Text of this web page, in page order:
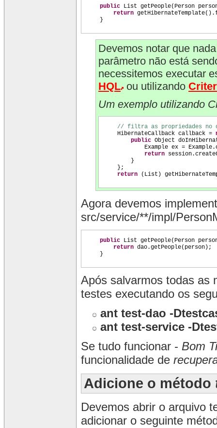
public List getPeople( Person
return getHibernateTemplate()
}
Devemos notar que
parâmetro não está
necessitemos executar
HQL ou utilizando
Um exemplo utilizando
// filtra as propriedades no
HibernateCallback callback =
public Object
Example ex =
return
}
} ;
return
( List )
Agora devemos
src/service/**/impl/
public List getPeople( Person
return dao.getPeople( person ) ;
}
Após salvarmos todas as
testes executando os
ant test-dao -
ant test-service -
Se tudo funcionar - Bom
funcionalidade de
Adicione o método
Devemos abrir o arquivo
adicionar o seguinte